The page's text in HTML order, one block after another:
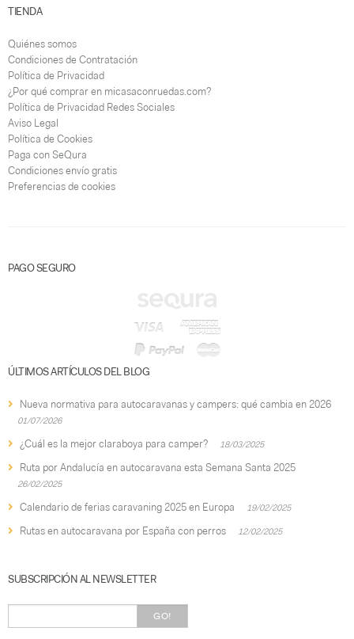
TIENDA
Quiénes somos
Condiciones de Contratación
Política de Privacidad
¿Por qué comprar en micasaconruedas.com?
Política de Privacidad Redes Sociales
Aviso Legal
Política de Cookies
Paga con SeQura
Condiciones envío gratis
Preferencias de cookies
PAGO SEGURO
ÚLTIMOS ARTÍCULOS DEL BLOG
Nueva normativa para autocaravanas y campers: qué cambia en 2026
01/07/2026
¿Cuál es la mejor claraboya para camper? 18/03/2025
Ruta por Andalucía en autocaravana esta Semana Santa 2025
26/02/2025
Calendario de ferias caravaning 2025 en Europa 19/02/2025
Rutas en autocaravana por España con perros 12/02/2025
SUBSCRIPCIÓN AL NEWSLETTER
GO!